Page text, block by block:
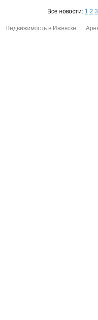
Все новости: 1 2 3
Недвижимость в Ижевске